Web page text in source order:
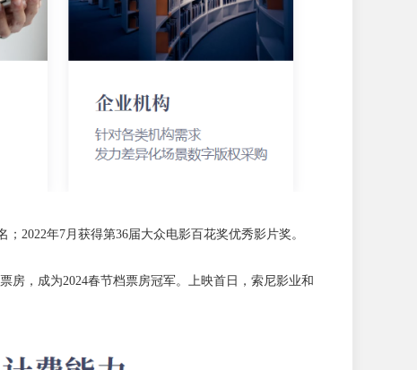
2022年7月获得第36届大众电影百花奖优秀影片奖。
房，成为2024春节档票房冠军。上映首日，索尼影业和